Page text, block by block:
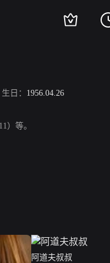
生日： 1956.04.26
2011）等。
阿道夫叔叔